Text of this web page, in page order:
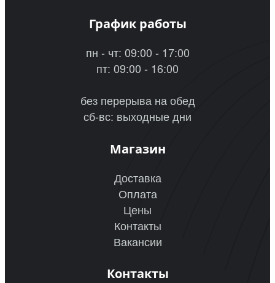
График работы
пн - чт: 09:00 - 17:00
пт: 09:00 - 16:00
без перерыва на обед
сб-вс: выходные дни
Магазин
Доставка
Оплата
Цены
Контакты
Вакансии
Контакты